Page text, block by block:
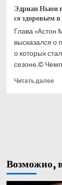
Эдриан Ньюи
со здоровьем
Глава «Астон
высказался о
о которых
сезоне.©
Читать далее
Возможно,